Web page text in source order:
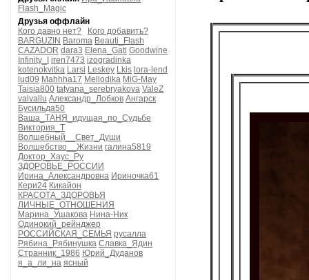
Flash_Magic
Друзья оффлайн
Кого давно нет?
Кого добавить?
BARGUZIN Baroma Beauti_Flash
CAZADOR dara3 Elena_Gati Goodwine
Infinity_I
iren7473 izogradinka
kotenokvitka Larsi Leskey Lkis lora-lend
lud09 Mahhha17 Mellodika MiG-May
Taisia800 tatyana_serebryakova ValeZ
valvallu Александр_Лобков Ангарск
Бусильда50
Ваша_ТАНЯ_идущая_по_Судьбе
Виктория_Т
Волшебный__Свет_Души
Волшебство__Жизни галина5819
Доктор_Хаус_Ру
ЗДОРОВЬЕ_РОССИИ
Ирина_Александровна Ириночка61
Кери24 Кикайон
КРАСОТА_ЗДОРОВЬЯ
ЛИЧНЫЕ_ОТНОШЕНИЯ
Марина_Ушакова Нина-Ник
Одинокий_рейнджер
РОССИЙСКАЯ_СЕМЬЯ русалла
Рябина_Рябинушка Славка_Ядин
Странник_1986 Юрий_Дуданов
я_а_ли_на ясный